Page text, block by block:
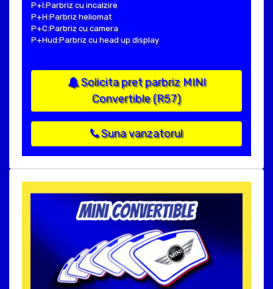
P+I:Parbriz cu incalzire
P+H:Parbriz heliomat
P+C:Parbriz cu camera
P+Hud:Parbriz cu head up display
Solicita pret parbriz MINI
Convertible (R57)
Suna vanzatorul